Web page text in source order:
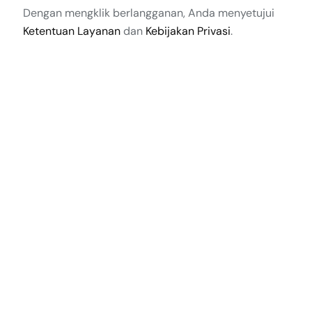
Dengan mengklik berlangganan, Anda menyetujui
Ketentuan Layanandan Kebijakan Privasi.